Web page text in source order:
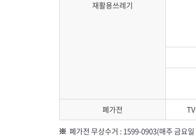
재활용쓰레기
폐가전
폐가전 무상수거 : 1599-0903(매주 금요